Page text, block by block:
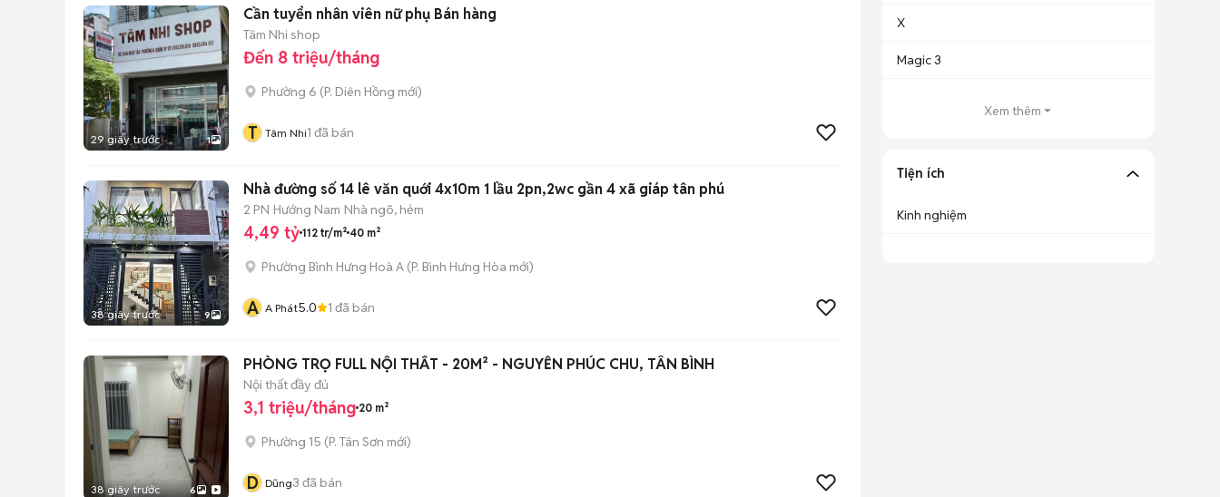
29 giây trước 1
Cần tuyển nhân viên nữ phụ Bán hàng
Tâm Nhi shop
Đến 8 triệu/tháng
Phường 6 (P. Diên Hồng mới)
T Tâm Nhi1 đã bán
38 giây trước 9
Nhà đường số 14 lê văn quới 4x10m 1 lầu 2pn,2wc gần 4 xã giáp tân phú
2 PN Hướng Nam Nhà ngõ, hẻm
4,49 tỷ 112 tr/m² 40 m²
Phường Bình Hưng Hoà A (P. Bình Hưng Hòa mới)
A A Phát5.0 1 đã bán
38 giây trước 6
PHÒNG TRỌ FULL NỘI THẤT - 20M² - NGUYỄN PHÚC CHU, TÂN BÌNH
Nội thất đầy đủ
3,1 triệu/tháng 20 m²
Phường 15 (P. Tân Sơn mới)
D Dũng3 đã bán
X
Magic 3
Xem thêm
Tiện ích
Kinh nghiệm